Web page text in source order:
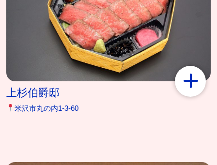
上杉伯爵邸
米沢市丸の内1‐3‐60